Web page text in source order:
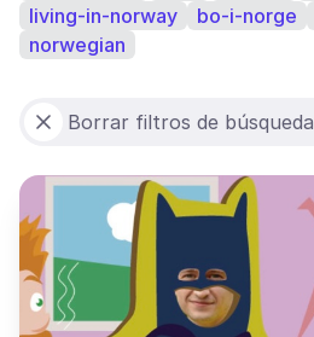
living-in-norway
bo-i-norge
norwegian
Borrar filtros de búsqueda